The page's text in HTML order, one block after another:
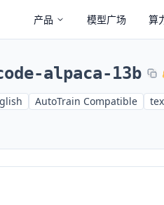
产品 模型广场 算
alpaca-13b
AutoTrain Compatible